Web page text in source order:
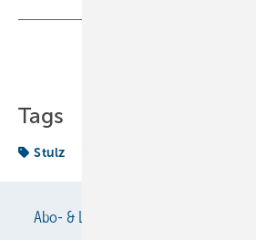
Tags
Stulz
Abo- & Leserservice